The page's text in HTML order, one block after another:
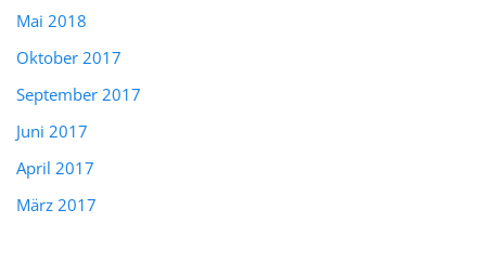
Mai 2018
Oktober 2017
September 2017
Juni 2017
April 2017
März 2017